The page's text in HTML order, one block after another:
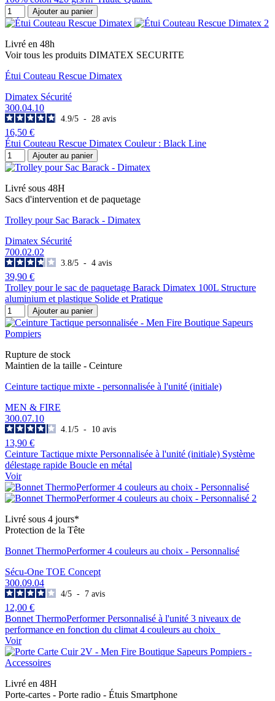
Ajouter au panier
Livré en 48h
Voir tous les produits DIMATEX SECURITE
Étui Couteau Rescue Dimatex
Dimatex Sécurité
300.04.10
4.9/5 - 28 avis
16,50 €
Étui Couteau Rescue Dimatex Couleur : Black Line
Ajouter au panier
Livré sous 48H
Sacs d'intervention et de paquetage
Trolley pour Sac Barack - Dimatex
Dimatex Sécurité
700.02.02
3.8/5 - 4 avis
39,90 €
Trolley pour le sac de paquetage Barack Dimatex 100L Structure
aluminium et plastique Solide et Pratique
Ajouter au panier
Rupture de stock
Maintien de la taille - Ceinture
Ceinture tactique mixte - personnalisée à l'unité (initiale)
MEN & FIRE
300.07.10
4.1/5 - 10 avis
13,90 €
Ceinture Tactique mixte Personnalisée à l'unité (initiale) Système
délestage rapide Boucle en métal
Voir
Livré sous 4 jours*
Protection de la Tête
Bonnet ThermoPerformer 4 couleurs au choix - Personnalisé
Sécu-One TOE Concept
300.09.04
4/5 - 7 avis
12,00 €
Bonnet ThermoPerformer Personnalisé à l'unité 3 niveaux de
performance en fonction du climat 4 couleurs au choix
Voir
Livré en 48H
Porte-cartes - Porte radio - Étuis Smartphone